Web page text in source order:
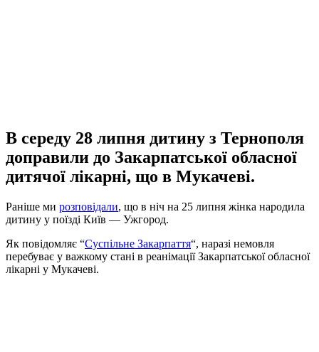
В середу 28 липня дитину з Тернополя
доправили до Закарпатської обласної
дитячої лікарні, що в Мукачеві.
Раніше ми розповідали, що в ніч на 25 липня жінка народила
дитину у поїзді Київ — Ужгород.
Як повідомляє “Суспільне Закарпаття“, наразі немовля
перебуває у важкому стані в реанімації Закарпатської обласної
лікарні у Мукачеві.